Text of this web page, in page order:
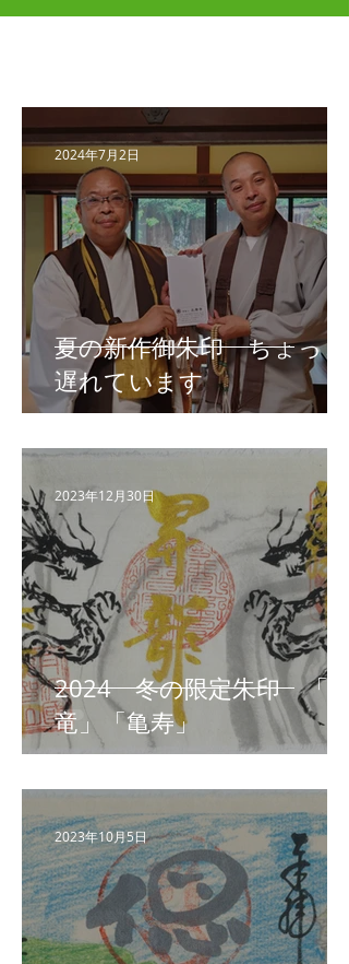
夏の新作御朱印 ちょっと
遅れています
2024年7月2日
2024 冬の限定朱印 「昇
竜」「亀寿」
2023年12月30日
2023年10月5日